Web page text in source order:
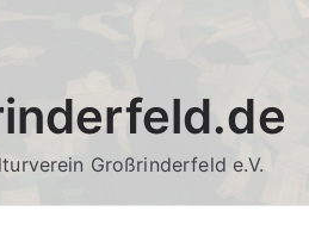
Großrinderfeld e.V.